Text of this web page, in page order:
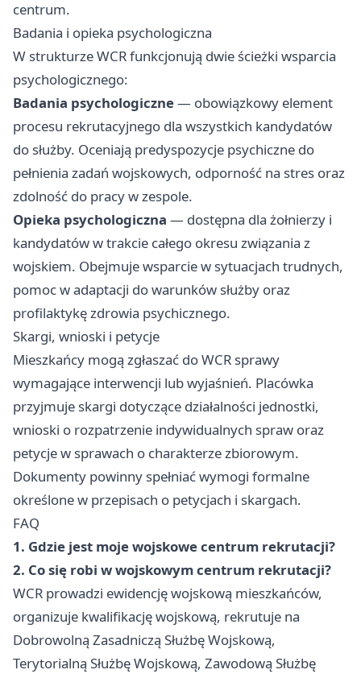
centrum.
Badania i opieka psychologiczna
W strukturze WCR funkcjonują dwie ścieżki wsparcia
psychologicznego:
Badania psychologiczne— obowiązkowy element
procesu rekrutacyjnego dla wszystkich kandydatów
do służby. Oceniają predyspozycje psychiczne do
pełnienia zadań wojskowych, odporność na stres oraz
zdolność do pracy w zespole.
Opieka psychologiczna — dostępna dla żołnierzy i
kandydatów w trakcie całego okresu związania z
wojskiem. Obejmuje wsparcie w sytuacjach trudnych,
pomoc w adaptacji do warunków służby oraz
profilaktykę zdrowia psychicznego.
Skargi, wnioski i petycje
Mieszkańcy mogą zgłaszać do WCR sprawy
wymagające interwencji lub wyjaśnień. Placówka
przyjmuje skargi dotyczące działalności jednostki,
wnioski o rozpatrzenie indywidualnych spraw oraz
petycje w sprawach o charakterze zbiorowym.
Dokumenty powinny spełniać wymogi formalne
określone w przepisach o petycjach i skargach.
FAQ
1. Gdzie jest moje wojskowe centrum rekrutacji?
2. Co się robi w wojskowym centrum rekrutacji?
WCR prowadzi ewidencję wojskową mieszkańców,
organizuje kwalifikację wojskową, rekrutuje na
Dobrowolną Zasadniczą Służbę Wojskową,
Terytorialną Służbę Wojskową, Zawodową Służbę